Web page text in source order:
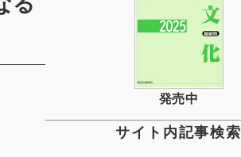
発売中
サイト内記事検索